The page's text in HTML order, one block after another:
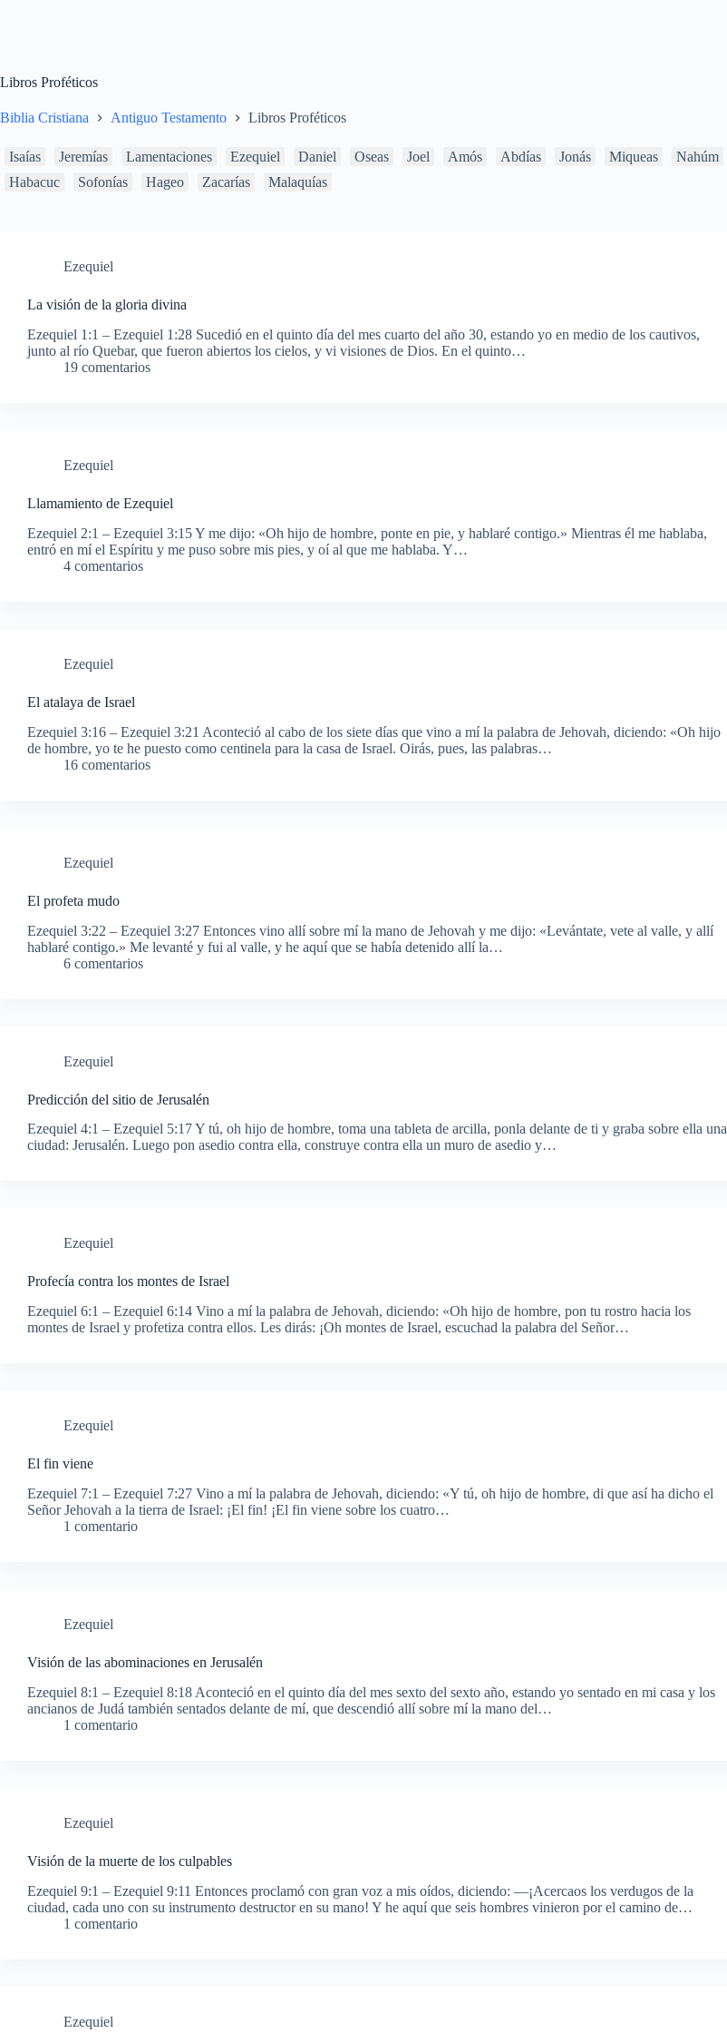
Libros Proféticos
Biblia Cristiana Antiguo Testamento Libros Proféticos
Isaías Jeremías Lamentaciones Ezequiel Daniel Oseas Joel Amós Abdías Jonás Miqueas
Nahúm
Habacuc
Sofonías Hageo Zacarías Malaquías
Ezequiel
La visión de la gloria divina
Ezequiel 1:1 – Ezequiel 1:28 Sucedió en el quinto día del mes cuarto del año 30, estando yo en medio de los cautivos,
junto al río Quebar, que fueron abiertos los cielos, y vi visiones de Dios. En el quinto…
19 comentarios
Ezequiel
Llamamiento de Ezequiel
Ezequiel 2:1 – Ezequiel 3:15 Y me dijo: «Oh hijo de hombre, ponte en pie, y hablaré contigo.» Mientras él me hablaba,
entró en mí el Espíritu y me puso sobre mis pies, y oí al que me hablaba. Y…
4 comentarios
Ezequiel
El atalaya de Israel
Ezequiel 3:16 – Ezequiel 3:21 Aconteció al cabo de los siete días que vino a mí la palabra de Jehovah, diciendo: «Oh hijo
de hombre, yo te he puesto como centinela para la casa de Israel. Oirás, pues, las palabras…
16 comentarios
Ezequiel
El profeta mudo
Ezequiel 3:22 – Ezequiel 3:27 Entonces vino allí sobre mí la mano de Jehovah y me dijo: «Levántate, vete al valle, y allí
hablaré contigo.» Me levanté y fui al valle, y he aquí que se había detenido allí la…
6 comentarios
Ezequiel
Predicción del sitio de Jerusalén
Ezequiel 4:1 – Ezequiel 5:17 Y tú, oh hijo de hombre, toma una tableta de arcilla, ponla delante de ti y graba sobre ella una
ciudad: Jerusalén. Luego pon asedio contra ella, construye contra ella un muro de asedio y…
Ezequiel
Profecía contra los montes de Israel
Ezequiel 6:1 – Ezequiel 6:14 Vino a mí la palabra de Jehovah, diciendo: «Oh hijo de hombre, pon tu rostro hacia los
montes de Israel y profetiza contra ellos. Les dirás: ¡Oh montes de Israel, escuchad la palabra del Señor…
Ezequiel
El fin viene
Ezequiel 7:1 – Ezequiel 7:27 Vino a mí la palabra de Jehovah, diciendo: «Y tú, oh hijo de hombre, di que así ha dicho el
Señor Jehovah a la tierra de Israel: ¡El fin! ¡El fin viene sobre los cuatro…
1 comentario
Ezequiel
Visión de las abominaciones en Jerusalén
Ezequiel 8:1 – Ezequiel 8:18 Aconteció en el quinto día del mes sexto del sexto año, estando yo sentado en mi casa y los
ancianos de Judá también sentados delante de mí, que descendió allí sobre mí la mano del…
1 comentario
Ezequiel
Visión de la muerte de los culpables
Ezequiel 9:1 – Ezequiel 9:11 Entonces proclamó con gran voz a mis oídos, diciendo: —¡Acercaos los verdugos de la
ciudad, cada uno con su instrumento destructor en su mano! Y he aquí que seis hombres vinieron por el camino de…
1 comentario
Ezequiel